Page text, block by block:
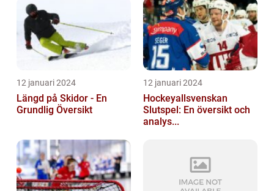
12 januari 2024
Längd på Skidor - En
Grundlig Översikt
12 januari 2024
Hockeyallsvenskan
Slutspel: En översikt och
analys...